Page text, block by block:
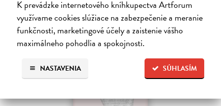
K prevádzke internetového kníhkupectva Artforum
využívame cookies slúžiace na zabezpečenie a meranie
funkčnosti, marketingové účely a zaistenie vášho
maximálneho pohodlia a spokojnosti.
SÚHLASÍM
NASTAVENIA
na sklade